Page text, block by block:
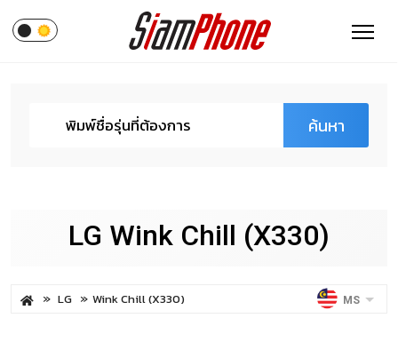
ค้นหา
LG Wink Chill (X330)
LG Wink Chill (X330) MS